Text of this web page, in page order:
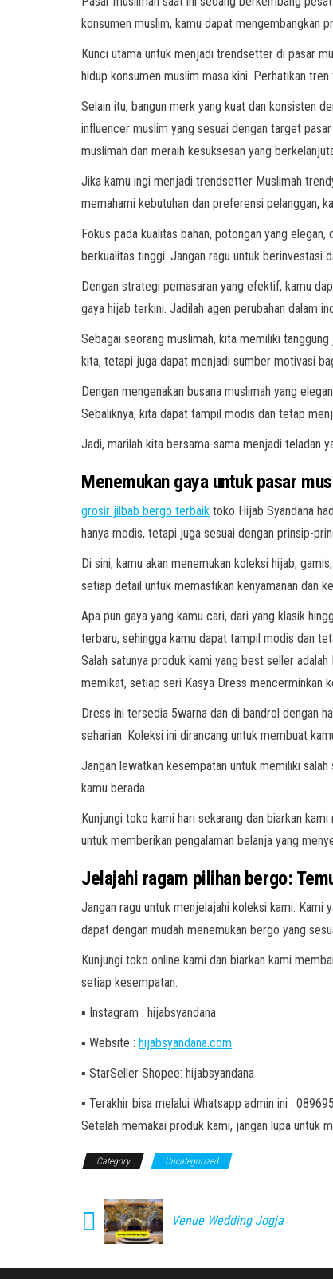
konsumen muslim, kamu dapat mengembangkan
Kunci utama untuk menjadi trendsetter di pasar
hidup konsumen muslim masa kini. Perhatikan
Selain itu, bangun merk yang kuat dan konsisten
influencer muslim yang sesuai dengan target
muslimah dan meraih kesuksesan yang
Jika kamu ingi menjadi trendsetter Muslimah
memahami kebutuhan dan preferensi pelanggan,
Fokus pada kualitas bahan, potongan yang
berkualitas tinggi. Jangan ragu untuk berinvestasi
Dengan strategi pemasaran yang efektif, kamu
gaya hijab terkini. Jadilah agen perubahan dalam
Sebagai seorang muslimah, kita memiliki
kita, tetapi juga dapat menjadi sumber motivasi
Dengan mengenakan busana muslimah yang
Sebaliknya, kita dapat tampil modis dan tetap
Jadi, marilah kita bersama-sama menjadi teladan
Menemukan gaya untuk pasar
grosir jilbab bergo terbaik toko Hijab Syandana
hanya modis, tetapi juga sesuai dengan prinsip-
Di sini, kamu akan menemukan koleksi hijab,
setiap detail untuk memastikan kenyamanan dan
Apa pun gaya yang kamu cari, dari yang klasik
terbaru, sehingga kamu dapat tampil modis dan
Salah satunya produk kami yang best seller
memikat, setiap seri Kasya Dress mencerminkan
Dress ini tersedia 5warna dan di bandrol dengan
seharian. Koleksi ini dirancang untuk membuat
Jangan lewatkan kesempatan untuk memiliki
kamu berada.
Kunjungi toko kami hari sekarang dan biarkan
untuk memberikan pengalaman belanja yang
Jelajahi ragam pilihan bergo:
Jangan ragu untuk menjelajahi koleksi kami. Kami
dapat dengan mudah menemukan bergo yang
Kunjungi toko online kami dan biarkan kami
setiap kesempatan.
▪ Instagram : hijabsyandana
▪ Website : hijabsyandana.com
▪ StarSeller Shopee: hijabsyandana
▪ Terakhir bisa melalui Whatsapp admin ini :
Setelah memakai produk kami, jangan lupa untuk
Category Uncategorized
Venue Wedding Jogja